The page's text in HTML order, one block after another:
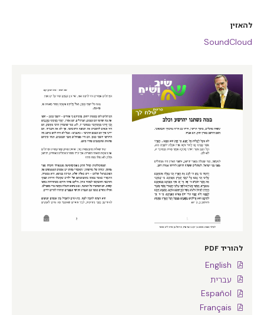
להאזין
SoundCloud
להוריד PDF
English
עברית
Español
Français